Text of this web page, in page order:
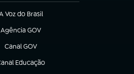
Voz do Brasil
em nova aba)
Agência GOV
(abre em nova aba)
Canal GOV
(abre em nova aba)
Educação
em nova aba)